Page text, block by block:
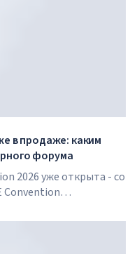
в продаже: каким
форума
2026 уже открыта - со
Convention
Dubai и соберет